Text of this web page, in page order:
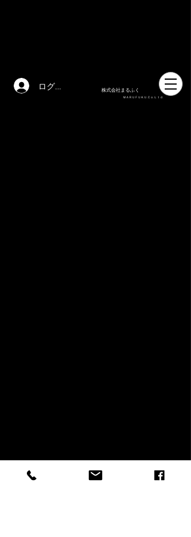
株式会社まるふく
ＭＡＲＵＦＵＫＵ.Ｃｏ.Ｌｔｄ
ログイン